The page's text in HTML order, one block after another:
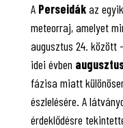
A Perseidákaz
meteorraj, amelyet
augusztus 24. között
idei évben
fázisa miatt
észlelésére. A
érdeklődésre